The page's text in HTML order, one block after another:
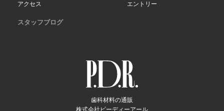
歯科材料の通販
株式会社ピーディーアール
アクセス
エントリー
スタッフブログ